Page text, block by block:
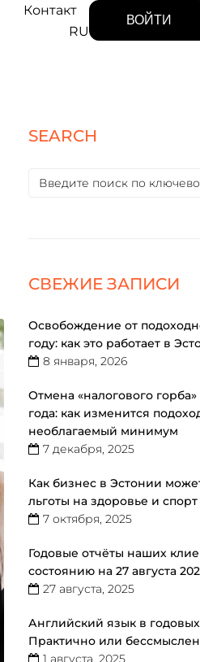
Контакт
RU
ВОЙТИ
SEARCH
СВЕЖИЕ ЗАПИСИ
Освобождение от
году: как это работает в
8 января, 2026
Отмена «налогового
года: как изменится
необлагаемый минимум
7 декабря, 2025
Как бизнес в Эстонии
льготы на здоровье и
7 октября, 2025
Годовые отчёты наших
состоянию на 27 августа
27 августа, 2025
Английский язык в
Практично или
1 августа, 2025